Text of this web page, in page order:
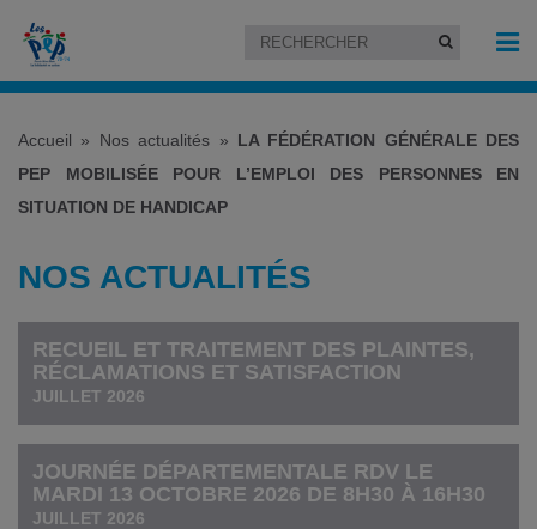
Accueil » Nos actualités » LA FÉDÉRATION GÉNÉRALE DES
PEP MOBILISÉE POUR L’EMPLOI DES PERSONNES EN
SITUATION DE HANDICAP
NOS ACTUALITÉS
RECUEIL ET TRAITEMENT DES PLAINTES,
RÉCLAMATIONS ET SATISFACTION
JUILLET 2026
JOURNÉE DÉPARTEMENTALE RDV LE
MARDI 13 OCTOBRE 2026 DE 8H30 À 16H30
JUILLET 2026